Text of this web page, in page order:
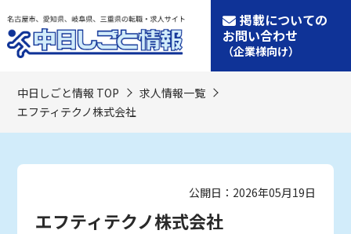
掲載についての
お問い合わせ
（企業様向け）
中日しごと情報 TOP
求人情報一覧
エフティテクノ株式会社
公開日：2026年05月19日
エフティテクノ株式会社